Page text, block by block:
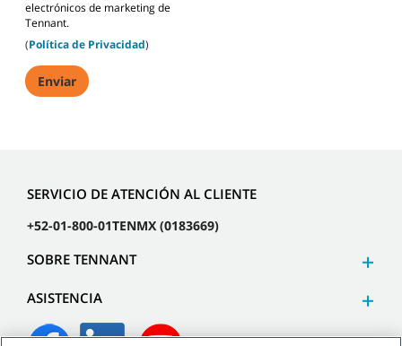
electrónicos de marketing de
Tennant.
(Política de Privacidad)
SERVICIO DE ATENCIÓN AL CLIENTE
+52-01-800-01TENMX (0183669)
SOBRE TENNANT
ASISTENCIA